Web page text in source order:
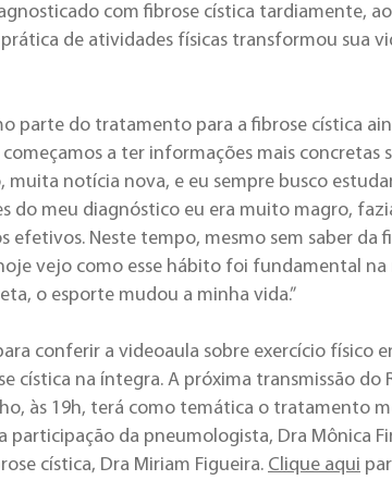
com fibrose cística tardiamente,
de atividades físicas transformou sua
parte do tratamento para a fibrose cística
a ter informações mais concretas
muita notícia nova, e eu sempre busco
do meu diagnóstico eu era muito magro,
efetivos. Neste tempo, mesmo sem saber da
vejo como esse hábito foi fundamental
o esporte mudou a minha vida.”
conferir a videoaula sobre exercício físico
cística na íntegra. A próxima transmissão do
às 19h, terá como temática o tratamento
participação da pneumologista, Dra Mônica
cística, Dra Miriam Figueira. Clique aqui